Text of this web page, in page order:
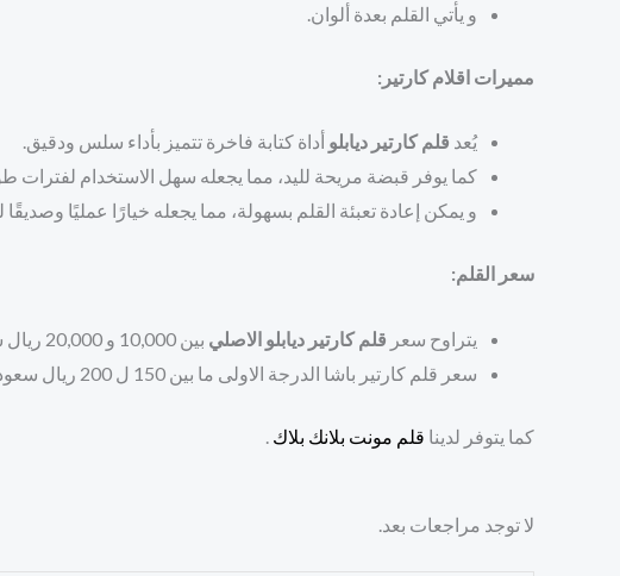
و يأتي القلم بعدة ألوان.
مميرات اقلام كارتير:
يُعد قلم كارتير ديابلو أداة كتابة فاخرة تتميز بأداء سلس ودقيق.
كما يوفر قبضة مريحة لليد، مما يجعله سهل الاستخدام لفترات
و يمكن إعادة تعبئة القلم بسهولة، مما يجعله خيارًا عمليًا وصديقًا
سعر القلم:
يتراوح سعر قلم كارتير ديابلو الاصلي بين 10,000 و 20,000 ريال سعودي، اعتمادًا على الحجم ونوع الحبر
سعر قلم كارتير باشا الدرجة الاولى ما بين 150 ل 200 ريال سعودي.
كما يتوفر لدينا قلم مونت بلانك بلاك
لا توجد مراجعات بعد.